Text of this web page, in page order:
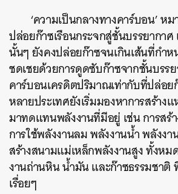
‘ความเป็นกลางทางคาร์บอน’ ห
ปล่อยก๊าซเรือนกระจกสู่ชั้นบรรยากาศ
นั้นๆ ยังคงปล่อยก๊าซจนเกินเส้นที่กำ
ชดเชยด้วยการดูดซับก๊าซจากชั้นบรร
คาร์บอนเครดิตปริมาณเท่ากับที่ปล่อ
หลายประเทศยังเริ่มมองหาการสร้าง
มาทดแทนพลังงานที่มีอยู่ เช่น การสร้
การใช้พลังงานลม พลังงานน้ำ พลังงา
สร้างสนามแม่เหล็กพลังงานสูง ทั้งหม
งานถ่านหิน น้ำมัน และก๊าซธรรมชาติ
เรื่อยๆ